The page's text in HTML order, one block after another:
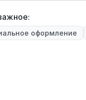
оформление